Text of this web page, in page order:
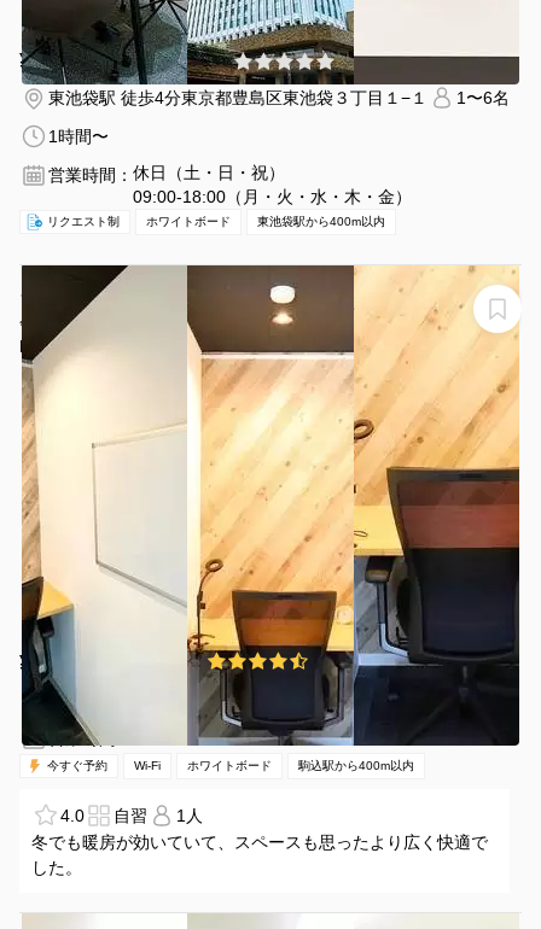
¥6490 〜 ¥6490 /時間
(0件)
東池袋駅 徒歩4分東京都豊島区東池袋３丁目１−１
1〜6名
1時間〜
営業時間： 休日（土・日・祝）
09:00-18:00（月・火・水・木・金）
リクエスト制 ホワイトボード 東池袋駅から400m以内
★NEW★【駒込2分】ドア付き1人用個室ブース。Zoom
会議、PC作業、動画撮影、勉強等。超高速WIFI
2Gbps（A-4）
LEAD conference 駒込個室ブース A-4
¥350 〜 ¥350 /時間 4.1 (9件)
駒込駅 徒歩3分
東京都北区中里1-4-6
1時間〜
営業時間：
07:00-24:00（全日）
今すぐ予約 Wi-Fi ホワイトボード 駒込駅から400m以内
4.0 自習
1人
冬でも暖房が効いていて、スペースも思ったより広く快適で
した。